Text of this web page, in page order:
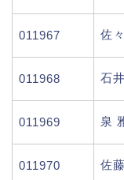
011967 佐
011968 石
011969 泉
011970 佐